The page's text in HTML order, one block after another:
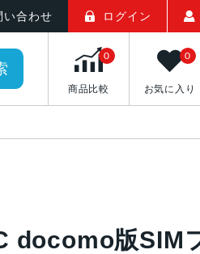
い合わせ ログイン
商品比較
0
お気に入り
0
docomo版SIM